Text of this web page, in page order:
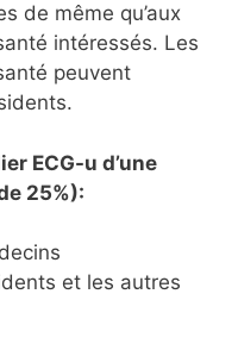
de même qu’aux
intéressés. Les
peuvent
ECG-u d’une
25%):
et les autres